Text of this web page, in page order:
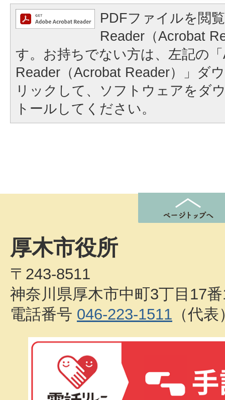
PDFファイルを閲
Reader（Acrobat
す。お持ちでない方は、左記の
Reader（Acrobat Reader）」ダ
リックして、ソフトウェアをダ
トールしてください。
厚木市役所
〒243-8511
神奈川県厚木市中町3丁目17
電話番号 046-223-1511 （代表